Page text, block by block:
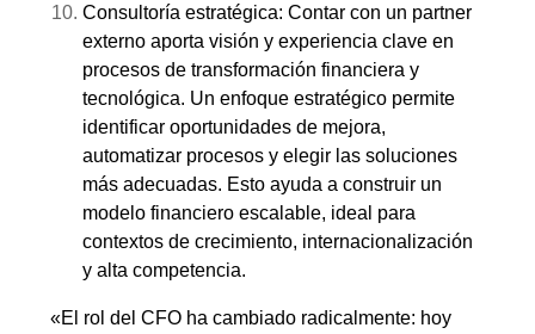
Consultoría estratégica: Contar con un partner
externo aporta visión y experiencia clave en
procesos de transformación financiera y
tecnológica. Un enfoque estratégico permite
identificar oportunidades de mejora,
automatizar procesos y elegir las soluciones
más adecuadas. Esto ayuda a construir un
modelo financiero escalable, ideal para
contextos de crecimiento, internacionalización
y alta competencia.
«El rol del CFO ha cambiado radicalmente: hoy